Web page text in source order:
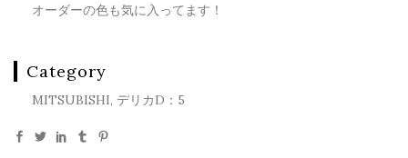
オーダーの色も気に入ってます！
Category
MITSUBISHI, デリカD：5